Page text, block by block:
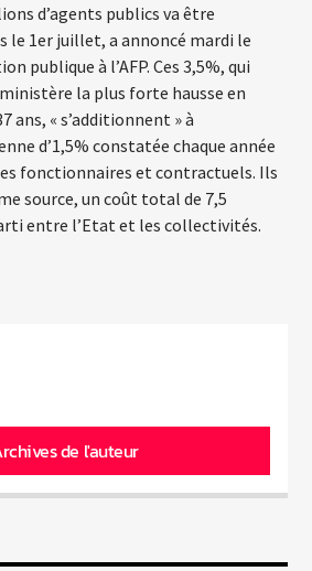
Le-Mosquitos
Sicily
Latino
d’agents publics va être
le 1er juillet, a annoncé mardi le
publique à l’AFP. Ces 3,5%, qui
la plus forte hausse en
ans, « s’additionnent » à
d’1,5% constatée chaque année
fonctionnaires et contractuels. Ils
source, un coût total de 7,5
entre l’Etat et les collectivités.
de l'auteur